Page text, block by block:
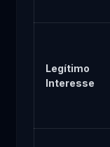
Legítimo
Interesse